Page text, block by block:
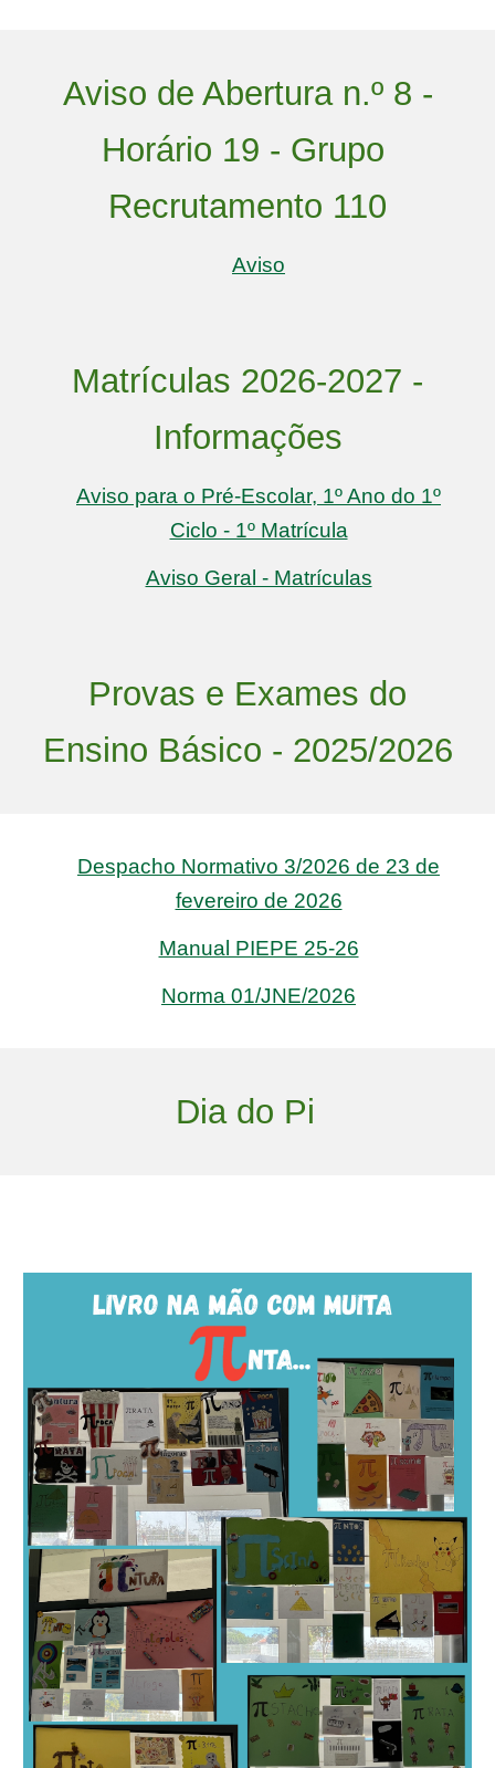
Aviso de Abertura n.º 8 -
Horário 19 - Grupo
Recrutamento 110
Aviso
Matrículas 2026-2027 -
Informações
Aviso para o Pré-Escolar, 1º Ano do 1º
Ciclo - 1º Matrícula
Aviso Geral - Matrículas
Provas e Exames do
Ensino Básico - 2025/2026
Despacho Normativo 3/2026 de 23 de
fevereiro de 2026
Manual PIEPE 25-26
Norma 01/JNE/2026
Dia do Pi